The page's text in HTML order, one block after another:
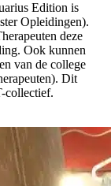
Edition is
Opleidingen).
deze
Ook kunnen
van de college
Dit
collectief.